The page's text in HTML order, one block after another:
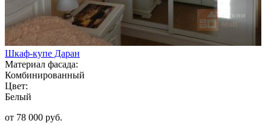
Шкаф-купе Даран
Материал фасада:
Комбинированный
Цвет:
Белый
от 78 000 руб.